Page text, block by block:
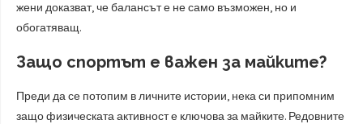
жени доказват, че балансът е не само възможен, но и
обогатяващ.
Защо спортът е важен за майките?
Преди да се потопим в личните истории, нека си припомним
защо физическата активност е ключова за майките. Редовните